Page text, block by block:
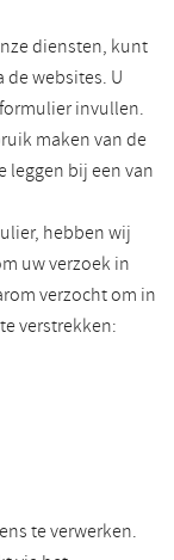
diensten, kunt
websites. U
invullen.
maken van de
leggen bij een van
hebben wij
uw verzoek in
verzocht om in
verstrekken:
te verwerken.